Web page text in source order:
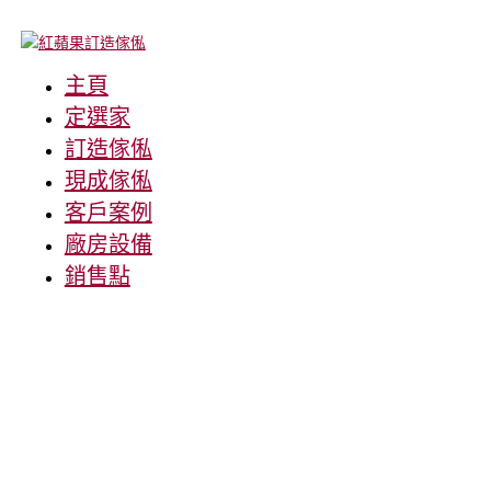
主頁
定選家
訂造傢俬
現成傢俬
客戶案例
廠房設備
銷售點